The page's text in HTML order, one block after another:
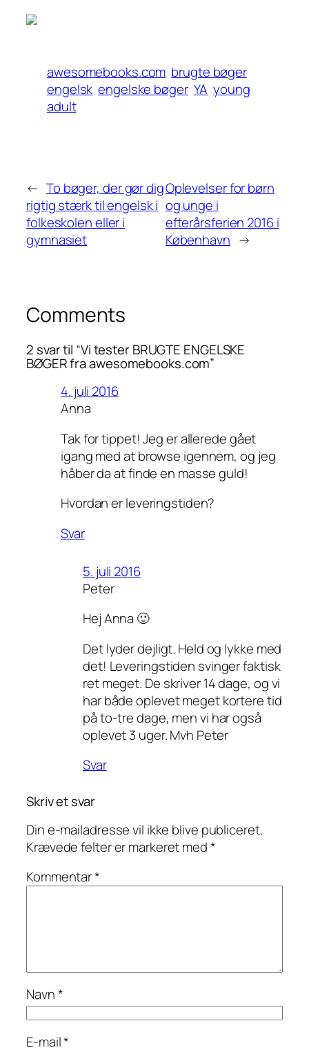
awesomebooks.com brugte bøger
engelsk engelske bøger YA young
adult
← To bøger, der gør dig
rigtig stærk til engelsk i
folkeskolen eller i
gymnasiet
Oplevelser for børn
og unge i
efterårsferien 2016 i
København →
Comments
2 svar til “Vi tester BRUGTE ENGELSKE
BØGER fra awesomebooks.com”
4. juli 2016
Anna
Tak for tippet! Jeg er allerede gået
igang med at browse igennem, og jeg
håber da at finde en masse guld!
Hvordan er leveringstiden?
Svar
5. juli 2016
Peter
Hej Anna 🙂
Det lyder dejligt. Held og lykke med
det! Leveringstiden svinger faktisk
ret meget. De skriver 14 dage, og vi
har både oplevet meget kortere tid
på to-tre dage, men vi har også
oplevet 3 uger. Mvh Peter
Svar
Skriv et svar
Din e-mailadresse vil ikke blive publiceret.
Krævede felter er markeret med*
Kommentar*
Navn*
E-mail*